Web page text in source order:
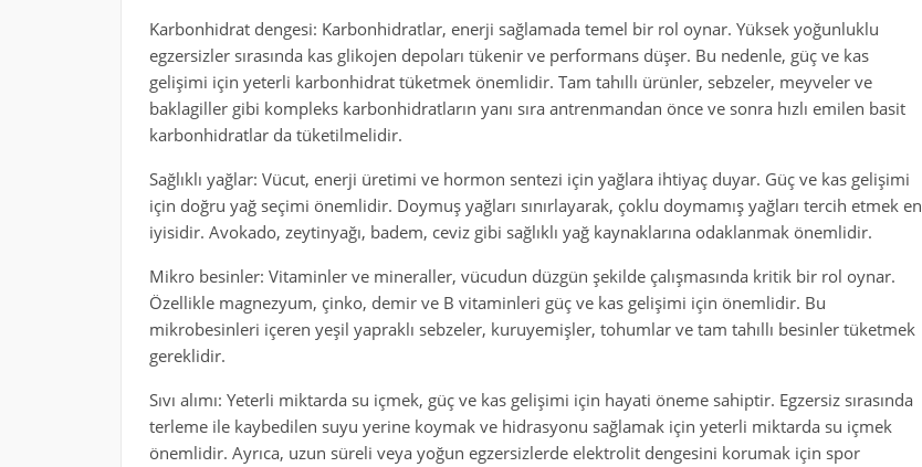
Karbonhidrat dengesi: Karbonhidratlar, enerji sağlamada temel bir rol oynar. Yüksek yoğunluklu
egzersizler sırasında kas glikojen depoları tükenir ve performans düşer. Bu nedenle, güç ve kas
gelişimi için yeterli karbonhidrat tüketmek önemlidir. Tam tahıllı ürünler, sebzeler, meyveler ve
baklagiller gibi kompleks karbonhidratların yanı sıra antrenmandan önce ve sonra hızlı emilen basit
karbonhidratlar da tüketilmelidir.
Sağlıklı yağlar: Vücut, enerji üretimi ve hormon sentezi için yağlara ihtiyaç duyar. Güç ve kas gelişimi
için doğru yağ seçimi önemlidir. Doymuş yağları sınırlayarak, çoklu doymamış yağları tercih etmek en
iyisidir. Avokado, zeytinyağı, badem, ceviz gibi sağlıklı yağ kaynaklarına odaklanmak önemlidir.
Mikro besinler: Vitaminler ve mineraller, vücudun düzgün şekilde çalışmasında kritik bir rol oynar.
Özellikle magnezyum, çinko, demir ve B vitaminleri güç ve kas gelişimi için önemlidir. Bu
mikrobesinleri içeren yeşil yapraklı sebzeler, kuruyemişler, tohumlar ve tam tahıllı besinler tüketmek
gereklidir.
Sıvı alımı: Yeterli miktarda su içmek, güç ve kas gelişimi için hayati öneme sahiptir. Egzersiz sırasında
terleme ile kaybedilen suyu yerine koymak ve hidrasyonu sağlamak için yeterli miktarda su içmek
önemlidir. Ayrıca, uzun süreli veya yoğun egzersizlerde elektrolit dengesini korumak için spor